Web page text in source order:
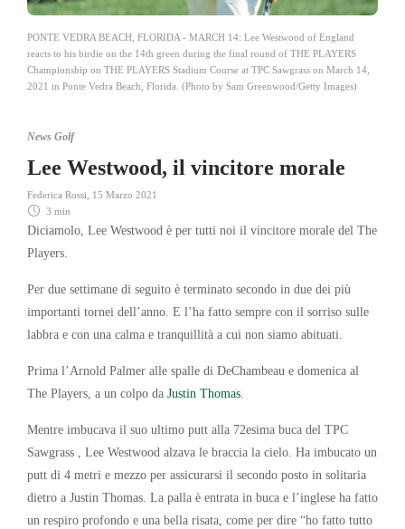
PONTE VEDRA BEACH, FLORIDA - MARCH 14: Lee Westwood of England
reacts to his birdie on the 14th green during the final round of THE PLAYERS
Championship on THE PLAYERS Stadium Course at TPC Sawgrass on March 14,
2021 in Ponte Vedra Beach, Florida. (Photo by Sam Greenwood/Getty Images)
News Golf
Lee Westwood, il vincitore morale
Federica Rossi
15 Marzo 2021
3 min
Diciamolo, Lee Westwood è per tutti noi il vincitore morale del The
Players.
Per due settimane di seguito è terminato secondo in due dei più
importanti tornei dell’anno. E l’ha fatto sempre con il sorriso sulle
labbra e con una calma e tranquillità a cui non siamo abituati.
Prima l’Arnold Palmer alle spalle di DeChambeau e domenica al
The Players, a un colpo da Justin Thomas
Mentre imbucava il suo ultimo putt alla 72esima buca del TPC
Sawgrass , Lee Westwood alzava le braccia la cielo. Ha imbucato un
putt di 4 metri e mezzo per assicurarsi il secondo posto in solitaria
dietro a Justin Thomas. La palla è entrata in buca e l’inglese ha fatto
un respiro profondo e una bella risata, come per dire “ho fatto tutto